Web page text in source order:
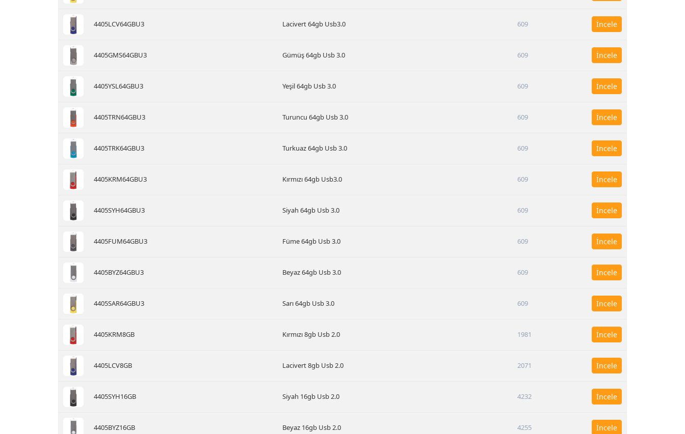
4405LCV64GBU3 Lacivert 64gb Usb3.0 609 İncele
4405GMS64GBU3 Gümüş 64gb Usb 3.0 609 İncele
4405YSL64GBU3 Yeşil 64gb Usb 3.0 609 İncele
4405TRN64GBU3 Turuncu 64gb Usb 3.0 609 İncele
4405TRK64GBU3 Turkuaz 64gb Usb 3.0 609 İncele
4405KRM64GBU3 Kırmızı 64gb Usb3.0 609 İncele
4405SYH64GBU3 Siyah 64gb Usb 3.0 609 İncele
4405FUM64GBU3 Füme 64gb Usb 3.0 609 İncele
4405BYZ64GBU3 Beyaz 64gb Usb 3.0 609 İncele
4405SAR64GBU3 Sarı 64gb Usb 3.0 609 İncele
4405KRM8GB Kırmızı 8gb Usb 2.0 1981 İncele
4405LCV8GB Lacivert 8gb Usb 2.0 2071 İncele
4405SYH16GB Siyah 16gb Usb 2.0 4232 İncele
4405BYZ16GB Beyaz 16gb Usb 2.0 4255 İncele